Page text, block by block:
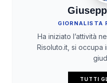
GIORNALISTA
Ha iniziato l’attività
Risoluto.it, si
TUTTI